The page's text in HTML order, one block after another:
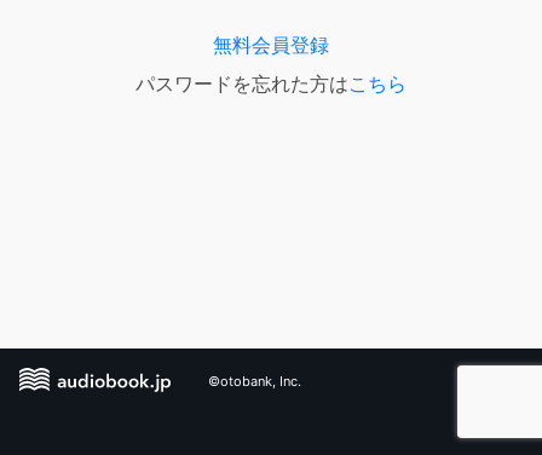
無料会員登録
パスワードを忘れた方はこちら
©otobank, Inc.